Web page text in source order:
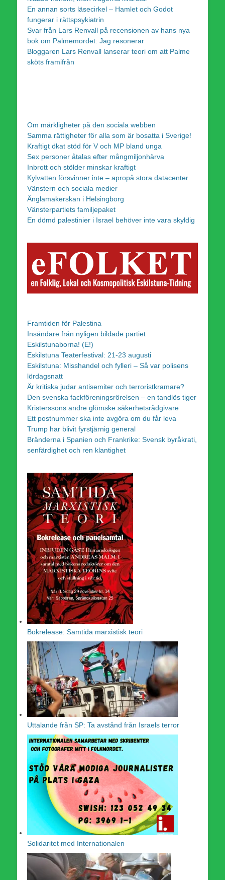
En annan sorts läsecirkel – Hamlet och Godot
fungerar i rättspsykiatrin
Svar från Lars Renvall på recensionen av hans nya
bok om Palmemordet: Jag resonerar
Bloggaren Lars Renvall lanserar teori om att Palme
sköts framifrån
Om märkligheter på den sociala webben
Samma rättigheter för alla som är bosatta i Sverige!
Kraftigt ökat stöd för V och MP bland unga
Sex personer åtalas efter mångmiljonhärva
Inbrott och stölder minskar kraftigt
Kylvatten försvinner inte – apropå stora datacenter
Vänstern och sociala medier
Änglamakerskan i Helsingborg
Vänsterpartiets familjepaket
En dömd palestinier i Israel behöver inte vara skyldig
Framtiden för Palestina
Insändare från nyligen bildade partiet
Eskilstunaborna! (E!)
Eskilstuna Teaterfestival: 21-23 augusti
Eskilstuna: Misshandel och fylleri – Så var polisens
lördagsnatt
Är kritiska judar antisemiter och terroristkramare?
Den svenska fackföreningsrörelsen – en tandlös tiger
Kristerssons andre glömske säkerhetsrådgivare
Ett postnummer ska inte avgöra om du får leva
Trump har blivit fyrstjärnig general
Bränderna i Spanien och Frankrike: Svensk byråkrati,
senfärdighet och ren klantighet
Bokrelease: Samtida marxistisk teori
Uttalande från SP: Ta avstånd från Israels terror
Solidaritet med Internationalen